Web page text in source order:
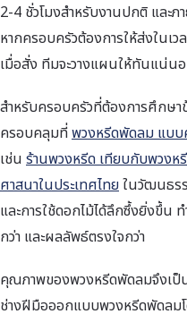
2-4 ชั่วโมงสำหรับงานปกติ และภ
หากครอบครัวต้องการให้ส่งในเว
เมื่อสั่ง ทีมจะวางแผนให้ทันแน่น
สำหรับครอบครัวที่ต้องการศึกษ
ครอบคลุมที่พวงหรีดพัดลม แบ
เช่น ร้านพวงหรีด เทียบกับพวงห
ศาสนาในประเทศไทยในวัฒนธร
และการใช้ดอกไม้ได้ลึกซึ้งยิ่งขึ้น
กว่า และผลลัพธ์ตรงใจกว่า
คุณภาพของพวงหรีดพัดลมจึงเป็
ช่างฝีมือออกแบบพวงหรีดพัดลม